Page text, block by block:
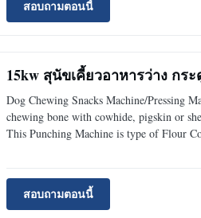
สอบถามตอนนี้
15kw สุนัขเคี้ยวอาหารว่าง ก
Dog Chewing Snacks Machine/Pressing
chewing bone with cowhide, pigskin or
This Punching Machine is type of Flour
สอบถามตอนนี้